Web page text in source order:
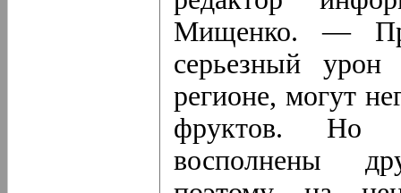
Мищенко. —
серьезный
регионе, могут
фруктов. Но
восполнены